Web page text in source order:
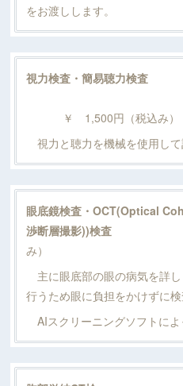
をお渡しします。
視力検査・簡易聴力検査
￥ 1,500円（税込み）
視力と聴力を機械を使用して
眼底鏡検査・OCT(Optical
渉断層撮影))検査￥
み）
主に眼底部の眼の病気を詳
行うため眼に負担をかけずに検
AIスクリーニングソフトによ